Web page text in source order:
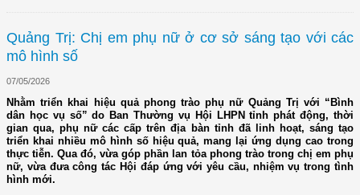
Quảng Trị: Chị em phụ nữ ở cơ sở sáng tạo với các
mô hình số
07/05/2026
Nhằm triển khai hiệu quả phong trào phụ nữ Quảng Trị với “Bình
dân học vụ số” do Ban Thường vụ Hội LHPN tỉnh phát động, thời
gian qua, phụ nữ các cấp trên địa bàn tỉnh đã linh hoạt, sáng tạo
triển khai nhiều mô hình số hiệu quả, mang lại ứng dụng cao trong
thực tiễn. Qua đó, vừa góp phần lan tỏa phong trào trong chị em phụ
nữ, vừa đưa công tác Hội đáp ứng với yêu cầu, nhiệm vụ trong tình
hình mới.